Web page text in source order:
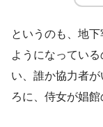
というのも、地
ようになってい
い、誰か協力者
ろに、侍女が娼館